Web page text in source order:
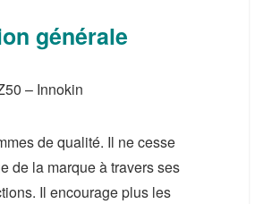
générale
de qualité. Il ne cesse
de la marque à travers ses
Il encourage plus les